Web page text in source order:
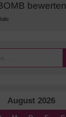
bewerten
August 2026